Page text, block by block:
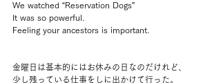
We watched “Reservation Dogs”
It was so powerful.
Feeling your ancestors is important.
金曜日は基本的にはお休みの日なのだけれど、
少し残っている仕事をしに出かけて行った。